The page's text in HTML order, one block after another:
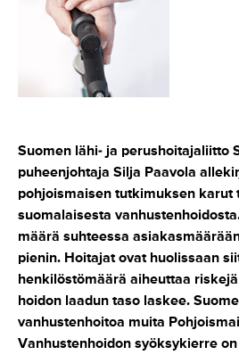
Suomen lähi- ja perushoitajaliitto
puheenjohtaja Silja Paavola
pohjoismaisen tutkimuksen karut
suomalaisesta
määrä suhteessa
pienin. Hoitajat ovat huolissaan
henkilöstömäärä aiheuttaa
hoidon laadun taso laskee.
vanhustenhoitoa muita
Vanhustenhoidon syöksykierre